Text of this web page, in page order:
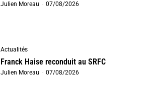
Julien Moreau - 07/08/2026
Actualités
Franck Haise reconduit au SRFC
Julien Moreau - 07/08/2026